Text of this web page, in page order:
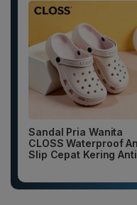
Sandal Pria Wanita
CLOSS Waterproof
Slip Cepat Kering